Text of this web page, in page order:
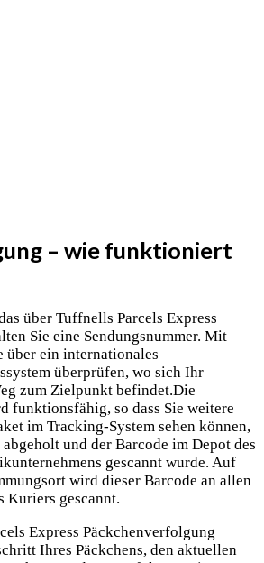
– wie funktioniert
über Tuffnells Parcels Express
Sie eine Sendungsnummer. Mit
über ein internationales
überprüfen, wo sich Ihr
zum Zielpunkt befindet.Die
funktionsfähig, so dass Sie weitere
im Tracking-System sehen können,
und der Barcode im Depot des
gescannt wurde. Auf
wird dieser Barcode an allen
Kuriers gescannt.
Express Päckchenverfolgung
Ihres Päckchens, den aktuellen